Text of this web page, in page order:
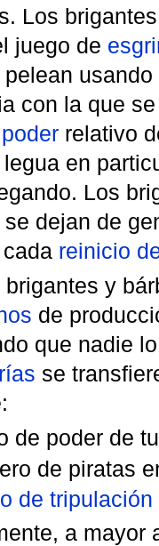
Los
juego de
usando
con la que
relativo
en
Los
dejan de
reinicio
brigantes y
de
que nadie
se
de poder de
de piratas
de tripulación
a mayor